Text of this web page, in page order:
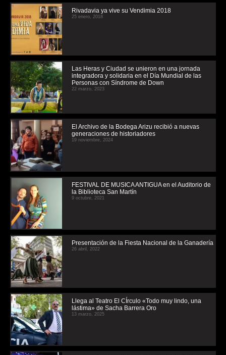
Rivadavia ya vive su Vendimia 2018
25 enero, 2018
Las Heras y Ciudad se unieron en una jornada
integradora y solidaria en el Día Mundial de las
Personas con Síndrome de Down
22 marzo, 2023
El Archivo de la Bodega Arizu recibió a nuevas
generaciones de historiadores
19 noviembre, 2024
FESTIVAL DE MUSICA ANTIGUA en el Auditorio de
la Biblioteca San Martín
9 octubre, 2021
Presentación de la Fiesta Nacional de la Ganadería
26 abril, 2022
Llega al Teatro El CÍrculo «Todo muy lindo, una
lástima» de Sacha Barrera Oro
13 marzo, 2025